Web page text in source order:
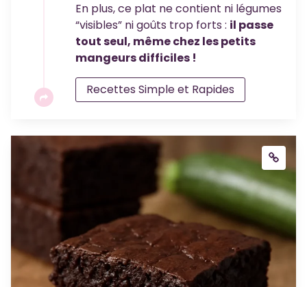
En plus, ce plat ne contient ni légumes
“visibles” ni goûts trop forts : il passe
tout seul, même chez les petits
mangeurs difficiles !
Recettes Simple et Rapides